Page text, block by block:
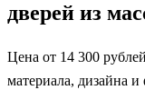
дверей из
Цена от 14 300
материала, дизайна